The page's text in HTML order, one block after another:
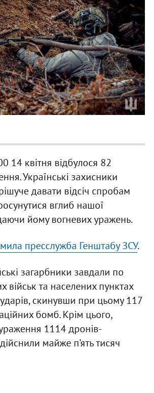
14 квітня відбулося 82
Українські захисники
давати відсіч спробам
вглиб нашої
йому вогневих уражень.
пресслужба Генштабу ЗСУ.
загарбники завдали по
військ та населених пунктах
скинувши при цьому 117
бомб. Крім цього,
1114 дронів-
майже п’ять тисяч